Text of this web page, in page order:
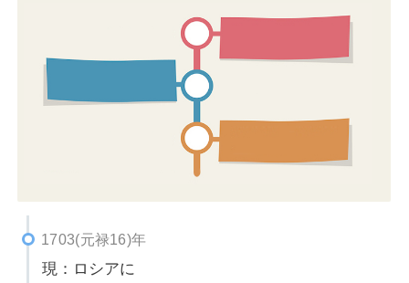
1703(元禄16)年
現：ロシアに